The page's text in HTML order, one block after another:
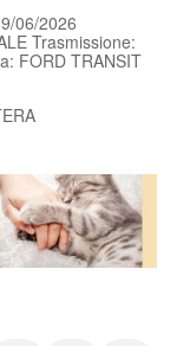
06/2026
Trasmissione:
FORD TRANSIT